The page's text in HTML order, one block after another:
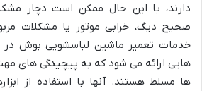
دارند، با این حال ممکن است دچار
صحیح دیگ، خرابی موتور یا مشکلات
خدمات تعمیر ماشین لباسشویی بوش
هایی ارائه می شود که به پیچیدگی های
ها مسلط هستند. آنها با استفاده از